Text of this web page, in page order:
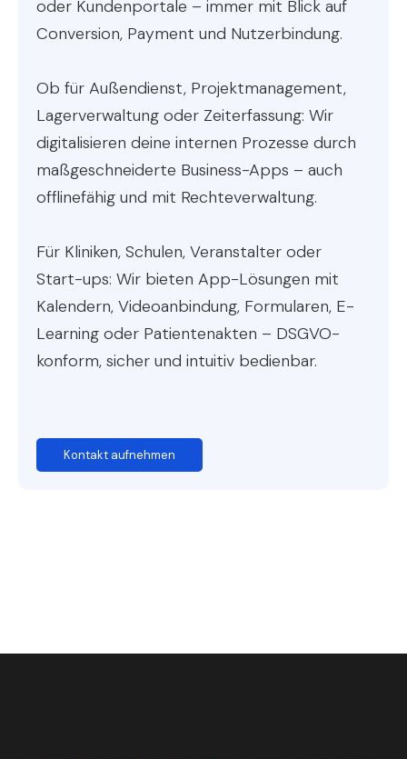
oder Kundenportale – immer mit Blick auf
Conversion, Payment und Nutzerbindung.
Ob für Außendienst, Projektmanagement,
Lagerverwaltung oder Zeiterfassung: Wir
digitalisieren deine internen Prozesse durch
maßgeschneiderte Business-Apps – auch
offlinefähig und mit Rechteverwaltung.
Für Kliniken, Schulen, Veranstalter oder
Start-ups: Wir bieten App-Lösungen mit
Kalendern, Videoanbindung, Formularen, E-
Learning oder Patientenakten – DSGVO-
konform, sicher und intuitiv bedienbar.
Kontakt aufnehmen